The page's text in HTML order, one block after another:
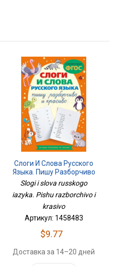
Слоги И Слова Русского
Языка. Пишу Разборчиво
И Красиво
Slogi i slova russkogo
iazyka. Pishu razborchivo i
krasivo
Артикул: 1458483
$9.77
Доставка за 14–20 дней